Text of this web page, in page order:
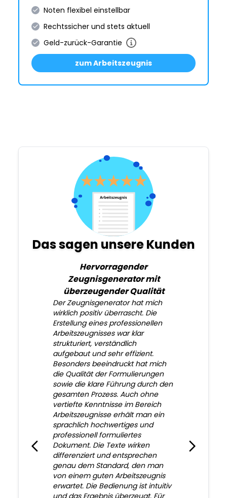
Noten flexibel einstellbar
Rechtssicher und stets aktuell
Geld-zurück-Garantie
zum Arbeitszeugnis
Das sagen unsere Kunden
Hervorragender
Zeugnisgenerator mit
überzeugender Qualität
Der Zeugnisgenerator hat mich
wirklich positiv überrascht. Die
Erstellung eines professionellen
Arbeitszeugnisses war klar
strukturiert, verständlich
aufgebaut und sehr effizient.
Besonders beeindruckt hat mich
die Qualität der Formulierungen
sowie die klare Führung durch den
gesamten Prozess. Auch ohne
vertiefte Kenntnisse im Bereich
Arbeitszeugnisse erhält man ein
sprachlich hochwertiges und
professionell formuliertes
Dokument. Die Texte wirken
differenziert und entsprechen
genau dem Standard, den man
von einem guten Arbeitszeugnis
erwartet. Die Bedienung ist intuitiv